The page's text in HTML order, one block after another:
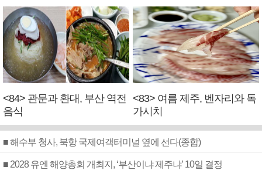
<84> 관문과 환대, 부산 역전
음식
<83> 여름 제주, 벤자리와 독
가시치
■ 해수부 청사, 북항 국제여객터미널 옆에 선다(종합)
■ 2028 유엔 해양총회 개최지, ‘부산이냐 제주냐’ 10일 결정